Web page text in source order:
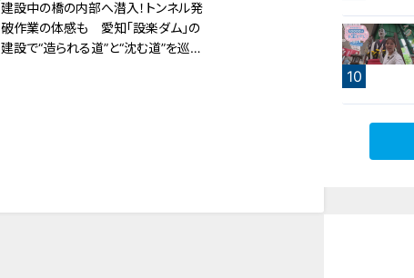
建設中の橋の内部へ潜入！トンネル発
破作業の体感も 愛知「設楽ダム」の
建設で“造られる道”と“沈む道”を巡る
10